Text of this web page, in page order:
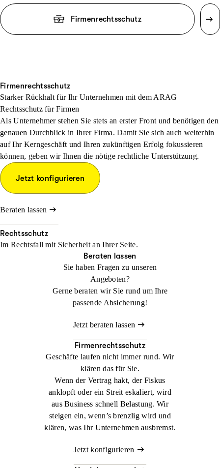
Firmenrechtsschutz
Firmenrechtsschutz
Starker Rückhalt für Ihr Unternehmen mit dem ARAG
Rechtsschutz für Firmen
Als Unternehmer stehen Sie stets an erster Front und benötigen den
genauen Durchblick in Ihrer Firma. Damit Sie sich auch weiterhin
auf Ihr Kerngeschäft und Ihren zukünftigen Erfolg fokussieren
können, geben wir Ihnen die nötige rechtliche Unterstützung.
Jetzt konfigurieren
Beraten lassen
Rechtsschutz
Im Rechtsfall mit Sicher­heit an Ihrer Seite.
Beraten lassen
Sie haben Fragen zu unseren
Angeboten?
Gerne beraten wir Sie rund um Ihre
passende Absicherung!
Jetzt beraten lassen
Firmenrechtsschutz
Geschäfte laufen nicht immer rund. Wir
klären das für Sie.
Wenn der Vertrag hakt, der Fiskus
anklopft oder ein Streit eskaliert, wird
aus Business schnell Belastung. Wir
steigen ein, wenn’s brenzlig wird und
klären, was Ihr Unternehmen ausbremst.
Jetzt konfigurieren